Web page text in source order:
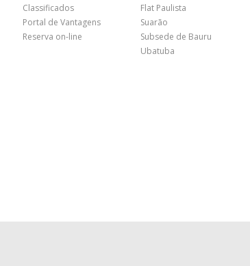
Classificados
Portal de Vantagens
Reserva on-line
Flat Paulista
Suarão
Subsede de Bauru
Ubatuba